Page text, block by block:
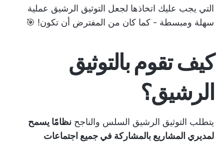
التي يجب عليك اتخاذها لجعل التوثيق الرشيق عملية
سهلة ومبسطة - كما كان من المفترض أن تكون! 🎯
كيف تقوم بالتوثيق
الرشيق؟
يتطلب التوثيق الرشيق السلس والناجح نظامًا يسمح
لمديري المشاريع بالمشاركة في جميع اجتماعات